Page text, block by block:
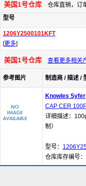
美国1号仓库 仓库直销，订
型号
1206Y2500101KFT
[更多]
美国1号仓库 查看更多相关
参考图片 制造商 / 描述 /
Knowles Syfer
CAP CER
详细描述：
制）
型号：
仓库库存编号：